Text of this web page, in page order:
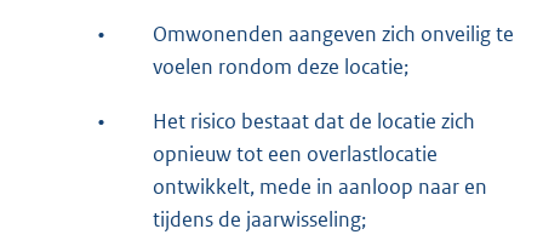
•
Omwonenden aangeven zich onveilig te
voelen rondom deze locatie;
•
Het risico bestaat dat de locatie zich
opnieuw tot een overlastlocatie
ontwikkelt, mede in aanloop naar en
tijdens de jaarwisseling;